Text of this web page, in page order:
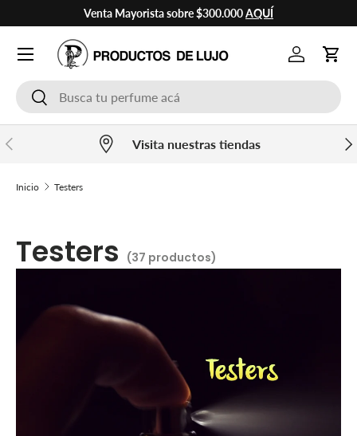
Ir al contenido
Venta Mayorista sobre $300.000AQUÍ
BuscarBuscar
Cuenta
Anterior Visita nuestras tiendas
Inicio Testers
Testers (37 productos)